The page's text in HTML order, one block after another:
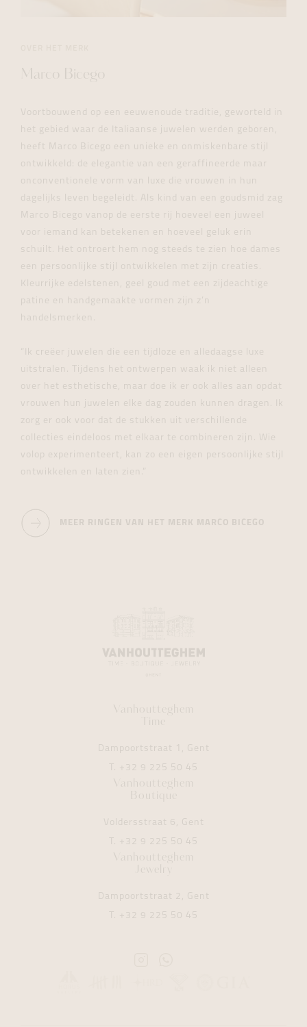
Marco Bicego
Voortbouwend op een eeuwenoude traditie, geworteld in
het gebied waar de Italiaanse juwelen werden geboren,
heeft Marco Bicego een unieke en onmiskenbare stijl
ontwikkeld: de elegantie van een geraffineerde maar
onconventionele vorm van luxe die vrouwen in hun
dagelijks leven begeleidt. Als kind van een goudsmid zag
Marco Bicego vanop de eerste rij hoeveel een juweel
voor iemand kan betekenen en hoeveel geluk erin
schuilt. Het ontroert hem nog steeds te zien hoe dames
een persoonlijke stijl ontwikkelen met zijn creaties.
Kleurrijke edelstenen, geel goud met een zijdeachtige
patine en handgemaakte vormen zijn z’n
handelsmerken.
“Ik creëer juwelen die een tijdloze en alledaagse luxe
uitstralen. Tijdens het ontwerpen waak ik niet alleen
over het esthetische, maar doe ik er ook alles aan opdat
vrouwen hun juwelen elke dag zouden kunnen dragen. Ik
zorg er ook voor dat de stukken uit verschillende
collecties eindeloos met elkaar te combineren zijn. Wie
volop experimenteert, kan zo een eigen persoonlijke stijl
ontwikkelen en laten zien.”
MEER RINGEN VAN HET MERK MARCO BICEGO
Vanhoutteghem
Time
Dampoortstraat 1, Gent
T. +32 9 225 50 45
Vanhoutteghem
Boutique
Voldersstraat 6, Gent
T. +32 9 225 50 45
Vanhoutteghem
Jewelry
Dampoortstraat 2, Gent
T. +32 9 225 50 45